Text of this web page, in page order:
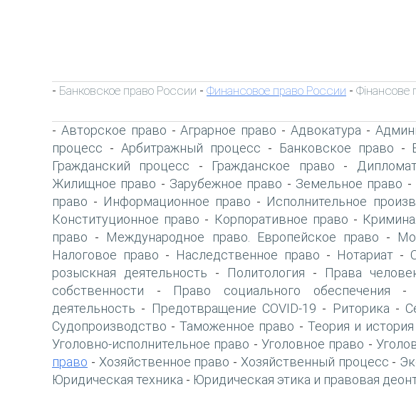
- Банковское право России - Финансовое право России - Фінансове
- Авторское право -Аграрное право - Адвокатура -
процесс - Арбитражный процесс - Банковское право -
Гражданский процесс - Гражданское право -
Жилищное право - Зарубежное право - Земельное право -
право - Информационное право - Исполнительное
Конституционное право - Корпоративное право -
право - Международное право. Европейское право -
Налоговое право - Наследственное право - Нотариат -
розыскная деятельность - Политология -
Права
собственности - Право социального обеспечения
деятельность - Предотвращение COVID-19 - Риторика -
Судопроизводство -Таможенное право - Теория и
Уголовно-исполнительное право -Уголовное право -
право - Хозяйственное право - Хозяйственный процесс -
Юридическая техника - Юридическая этика и правовая